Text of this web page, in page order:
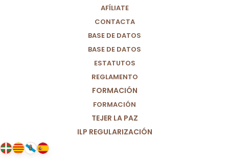
AFÍLIATE
CONTACTA
BASE DE DATOS
BASE DE DATOS
ESTATUTOS
REGLAMENTO
FORMACIÓN
FORMACIÓN
TEJER LA PAZ
ILP REGULARIZACIÓN